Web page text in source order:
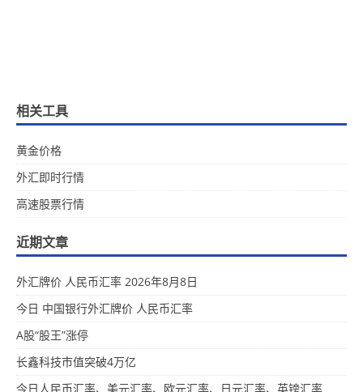
相关工具
黄金价格
外汇即时行情
高速股票行情
近期文章
外汇牌价 人民币汇率 2026年8月8日
今日 中国银行外汇牌价 人民币汇率
A股“股王”涨停
长鑫科技市值突破4万亿
今日人民币汇率、美元汇率、欧元汇率、日元汇率、英镑汇率